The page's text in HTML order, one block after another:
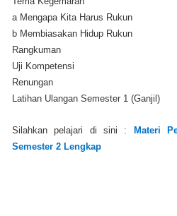
a Mengapa Kita Harus Rukun
b Membiasakan Hidup Rukun
Rangkuman
Uji Kompetensi
Renungan
Latihan Ulangan Semester 1 (Ganjil)
Silahkan pelajari di sini : Materi
Semester 2 Lengkap